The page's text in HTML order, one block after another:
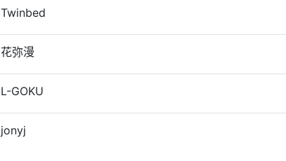
Twinbed
花弥漫
L-GOKU
jonyj